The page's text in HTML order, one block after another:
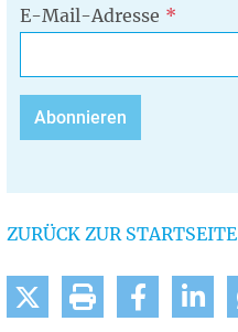
E-Mail-Adresse
ZURÜCK ZUR STARTSEITE